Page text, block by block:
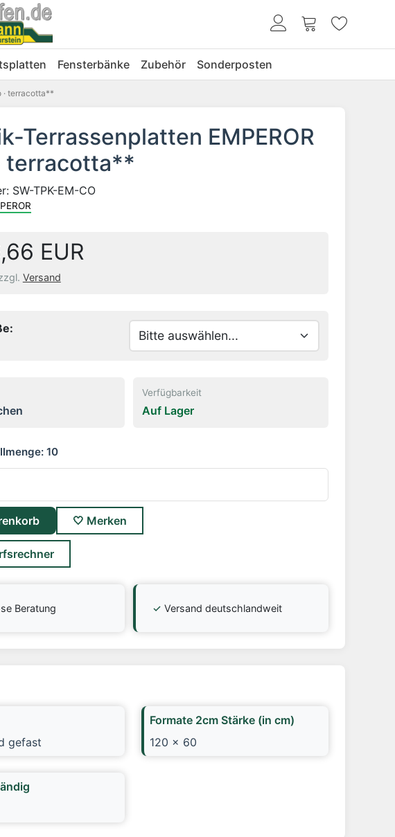
Fensterbänke Zubehör Sonderposten
· terracotta**
Terrassenplatten EMPEROR
terracotta**
SW-TPK-EM-CO
EUR
Versand
Verfügbarkeit
Auf Lager
10
🤍 Merken
Beratung ✓ Versand deutschlandweit
gefast
Formate 2cm Stärke (in cm)
120 x 60